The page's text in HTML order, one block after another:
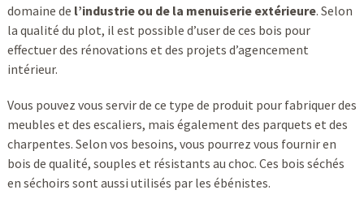
domaine de l’industrie ou de la menuiserie extérieure. Selon
la qualité du plot, il est possible d’user de ces bois pour
effectuer des rénovations et des projets d’agencement
intérieur.
Vous pouvez vous servir de ce type de produit pour fabriquer des
meubles et des escaliers, mais également des parquets et des
charpentes. Selon vos besoins, vous pourrez vous fournir en
bois de qualité, souples et résistants au choc. Ces bois séchés
en séchoirs sont aussi utilisés par les ébénistes.